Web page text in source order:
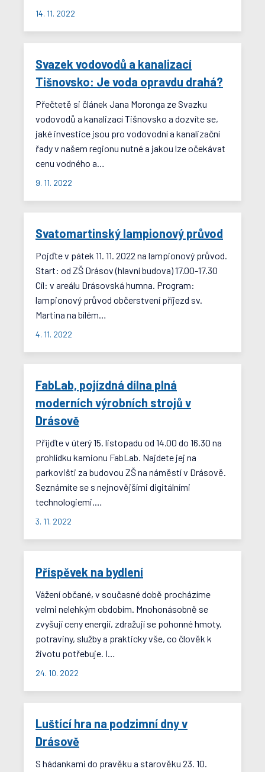
14. 11. 2022
Svazek vodovodů a kanalizací
Tišnovsko: Je voda opravdu drahá?
Přečtetě si článek Jana Moronga ze Svazku
vodovodů a kanalizací Tišnovsko a dozvíte se,
jaké investice jsou pro vodovodní a kanalizační
řady v našem regionu nutné a jakou lze očekávat
cenu vodného a…
9. 11. 2022
Svatomartinský lampionový průvod
Pojďte v pátek 11. 11. 2022 na lampionový průvod.
Start: od ZŠ Drásov (hlavní budova) 17.00-17.30
Cíl: v areálu Drásovská humna. Program:
lampionový průvod občerstvení příjezd sv.
Martina na bílém…
4. 11. 2022
FabLab, pojízdná dílna plná
moderních výrobních strojů v
Drásově
Přijďte v úterý 15. listopadu od 14.00 do 16.30 na
prohlídku kamionu FabLab. Najdete jej na
parkovišti za budovou ZŠ na náměstí v Drásově.
Seznámíte se s nejnovějšími digitálními
technologiemi.…
3. 11. 2022
Příspěvek na bydlení
Vážení občané, v současné době procházíme
velmi nelehkým obdobím. Mnohonásobně se
zvyšují ceny energií, zdražují se pohonné hmoty,
potraviny, služby a prakticky vše, co člověk k
životu potřebuje. I…
24. 10. 2022
Luštící hra na podzimní dny v
Drásově
S hádankami do pravěku a starověku 23. 10.